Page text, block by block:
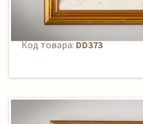
Paveikslas
Код товара:DD373